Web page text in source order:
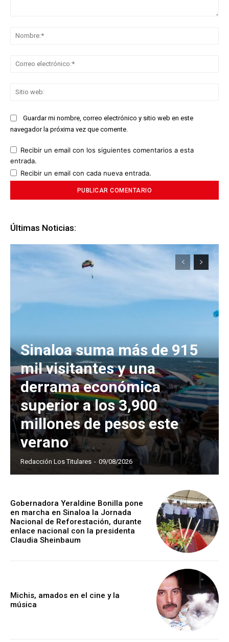
Guardar mi nombre, correo electrónico y sitio web en este
navegador la próxima vez que comente.
Recibir un email con los siguientes comentarios a esta
entrada.
Recibir un email con cada nueva entrada.
Últimas Noticias:
Sinaloa suma más de 915
mil visitantes y una
derrama económica
superior a los 3,900
millones de pesos este
verano
Redacción Los Titulares - 09/08/2026
Gobernadora Yeraldine Bonilla pone
en marcha en Sinaloa la Jornada
Nacional de Reforestación, durante
enlace nacional con la presidenta
Claudia Sheinbaum
Michis, amados en el cine y la
música